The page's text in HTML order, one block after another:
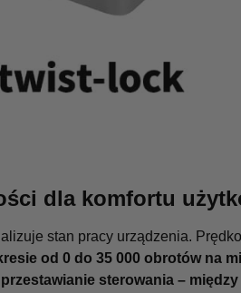
dla komfortu
stan pracy urządzenia.
od 0 do 35 000 obrotów na
sterowania –